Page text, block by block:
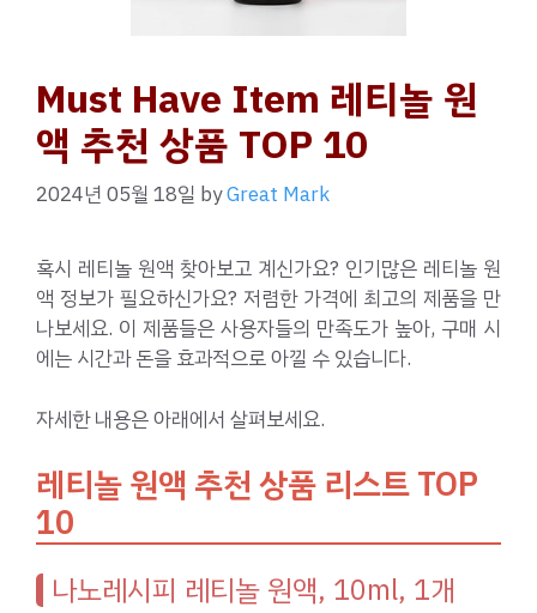
Must Have Item 레티놀 원
액 추천 상품 TOP 10
2024년 05월 18일 byGreat Mark
혹시 레티놀 원액 찾아보고 계신가요? 인기많은 레티놀 원
액 정보가 필요하신가요? 저렴한 가격에 최고의 제품을 만
나보세요. 이 제품들은 사용자들의 만족도가 높아, 구매 시
에는 시간과 돈을 효과적으로 아낄 수 있습니다.
자세한 내용은 아래에서 살펴보세요.
레티놀 원액 추천 상품 리스트 TOP
10
나노레시피 레티놀 원액, 10ml, 1개